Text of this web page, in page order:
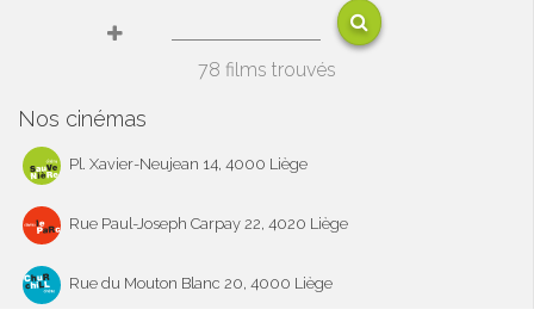
78 films trouvés
Nos cinémas
Pl. Xavier-Neujean 14, 4000 Liège
Rue Paul-Joseph Carpay 22, 4020 Liège
Rue du Mouton Blanc 20, 4000 Liège